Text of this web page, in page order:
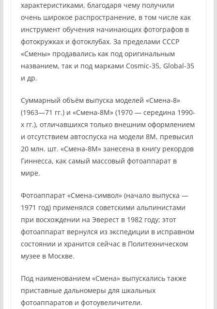
характеристиками, благодаря чему получили
очень широкое распространение, в том числе как
инструмент обучения начинающих фотографов в
фотокружках и фотоклубах. За пределами СССР
«Смены» продавались как под оригинальным
названием, так и под марками Cosmic-35, Global-35
и др.
Суммарный объём выпуска моделей «Смена-8»
(1963—71 гг.) и «Смена-8М» (1970 — середина 1990-
х гг.), отличавшихся только внешним оформлением
и отсутствием автоспуска на модели 8М, превысил
20 млн. шт. «Смена-8М» занесена в книгу рекордов
Гиннесса, как самый массовый фотоаппарат в
мире.
Фотоаппарат «Смена-символ» (начало выпуска —
1971 год) применялся советскими альпинистами
при восхождении на Эверест в 1982 году; этот
фотоаппарат вернулся из экспедиции в исправном
состоянии и хранится сейчас в Политехническом
музее в Москве.
Под наименованием «Смена» выпускались также
приставные дальномеры для шкальных
фотоаппаратов и фотоувеличители.